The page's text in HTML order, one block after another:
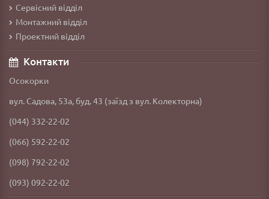
Сервісний відділ
Монтажний відділ
Проектний відділ
Контакти
Осокорки
вул. Садова, 53а, буд. 43 (заїзд з вул. Колекторна)
(044) 332-22-02
(066) 592-22-02
(098) 792-22-02
(093) 092-22-02